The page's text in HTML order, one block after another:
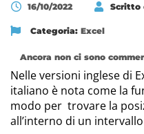
16/10/2022 Scritto
Categoria: Excel
Ancora non ci sono
Nelle versioni inglese di
italiano è nota come la
modo per trovare la
all’interno di un